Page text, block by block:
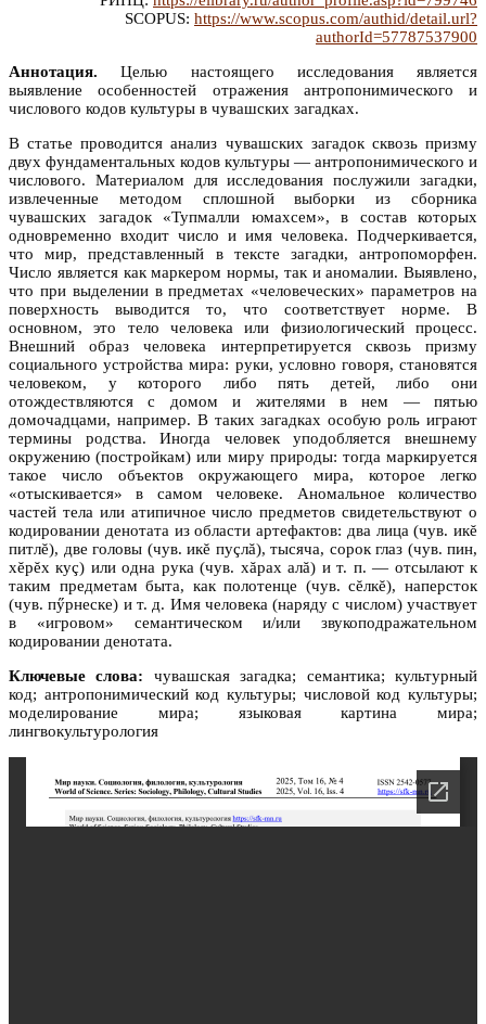
SCOPUS: https://www.scopus.com/authid/detail.url?
authorId=57787537900
Аннотация. Целью настоящего исследования является
выявление особенностей отражения антропонимического и
числового кодов культуры в чувашских загадках.
В статье проводится анализ чувашских загадок сквозь призму
двух фундаментальных кодов культуры — антропонимического и
числового. Материалом для исследования послужили загадки,
извлеченные методом сплошной выборки из сборника
чувашских загадок «Тупмалли юмахсем», в состав которых
одновременно входит число и имя человека. Подчеркивается,
что мир, представленный в тексте загадки, антропоморфен.
Число является как маркером нормы, так и аномалии. Выявлено,
что при выделении в предметах «человеческих» параметров на
поверхность выводится то, что соответствует норме. В
основном, это тело человека или физиологический процесс.
Внешний образ человека интерпретируется сквозь призму
социального устройства мира: руки, условно говоря, становятся
человеком, у которого либо пять детей, либо они
отождествляются с домом и жителями в нем — пятью
домочадцами, например. В таких загадках особую роль играют
термины родства. Иногда человек уподобляется внешнему
окружению (постройкам) или миру природы: тогда маркируется
такое число объектов окружающего мира, которое легко
«отыскивается» в самом человеке. Аномальное количество
частей тела или атипичное число предметов свидетельствуют о
кодировании денотата из области артефактов: два лица (чув. икĕ
питлĕ), две головы (чув. икĕ пуçлă), тысяча, сорок глаз (чув. пин,
хĕрĕх куç) или одна рука (чув. хăрах алă) и т. п. — отсылают к
таким предметам быта, как полотенце (чув. сĕлкĕ), наперсток
(чув. пӳрнеске) и т. д. Имя человека (наряду с числом) участвует
в «игровом» семантическом и/или звукоподражательном
кодировании денотата.
Ключевые слова: чувашская загадка; семантика; культурный
код; антропонимический код культуры; числовой код культуры;
моделирование мира; языковая картина мира;
лингвокультурология